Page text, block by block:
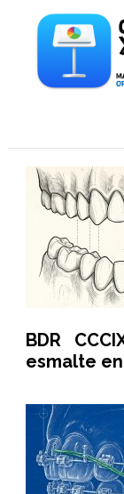
BDR
esmalte